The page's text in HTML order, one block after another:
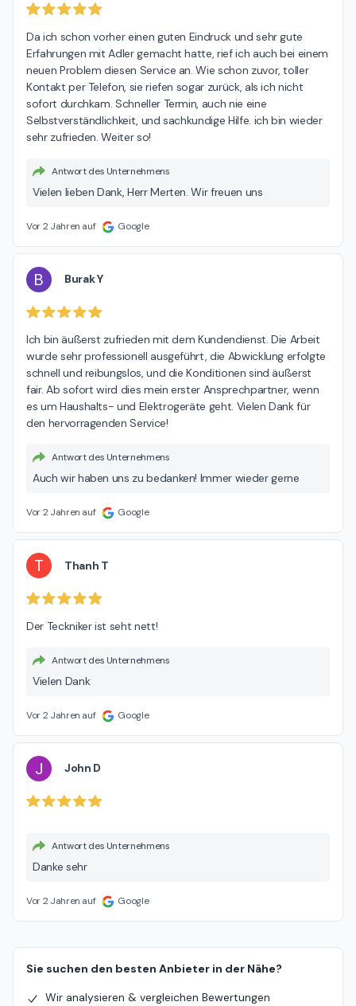
Da ich schon vorher einen guten Eindruck und sehr gute
Erfahrungen mit Adler gemacht hatte, rief ich auch bei einem
neuen Problem diesen Service an. Wie schon zuvor, toller
Kontakt per Telefon, sie riefen sogar zurück, als ich nicht
sofort durchkam. Schneller Termin, auch nie eine
Selbstverständlichkeit, und sachkundige Hilfe. ich bin wieder
sehr zufrieden. Weiter so!
Antwort des Unternehmens
Vielen lieben Dank, Herr Merten. Wir freuen uns
Vor 2 Jahren auf Google
B Burak Y
Ich bin äußerst zufrieden mit dem Kundendienst. Die Arbeit
wurde sehr professionell ausgeführt, die Abwicklung erfolgte
schnell und reibungslos, und die Konditionen sind äußerst
fair. Ab sofort wird dies mein erster Ansprechpartner, wenn
es um Haushalts- und Elektrogeräte geht. Vielen Dank für
den hervorragenden Service!
Antwort des Unternehmens
Auch wir haben uns zu bedanken! Immer wieder gerne
Vor 2 Jahren auf Google
T Thanh T
Der Teckniker ist seht nett!
Antwort des Unternehmens
Vielen Dank
Vor 2 Jahren auf Google
J John D
Antwort des Unternehmens
Danke sehr
Vor 2 Jahren auf Google
Sie suchen den besten Anbieter in der Nähe?
Wir analysieren & vergleichen Bewertungen